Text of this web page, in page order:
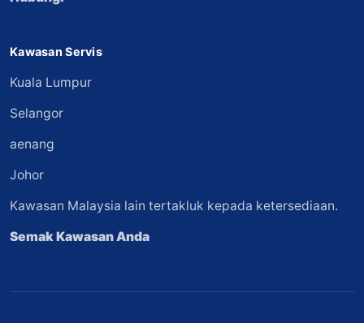
Kawasan Servis
Kuala Lumpur
Selangor
aenang
Johor
Kawasan Malaysia lain tertakluk kepada ketersediaan.
Semak Kawasan Anda